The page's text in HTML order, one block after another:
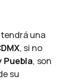
una
, si no
Puebla, son
su